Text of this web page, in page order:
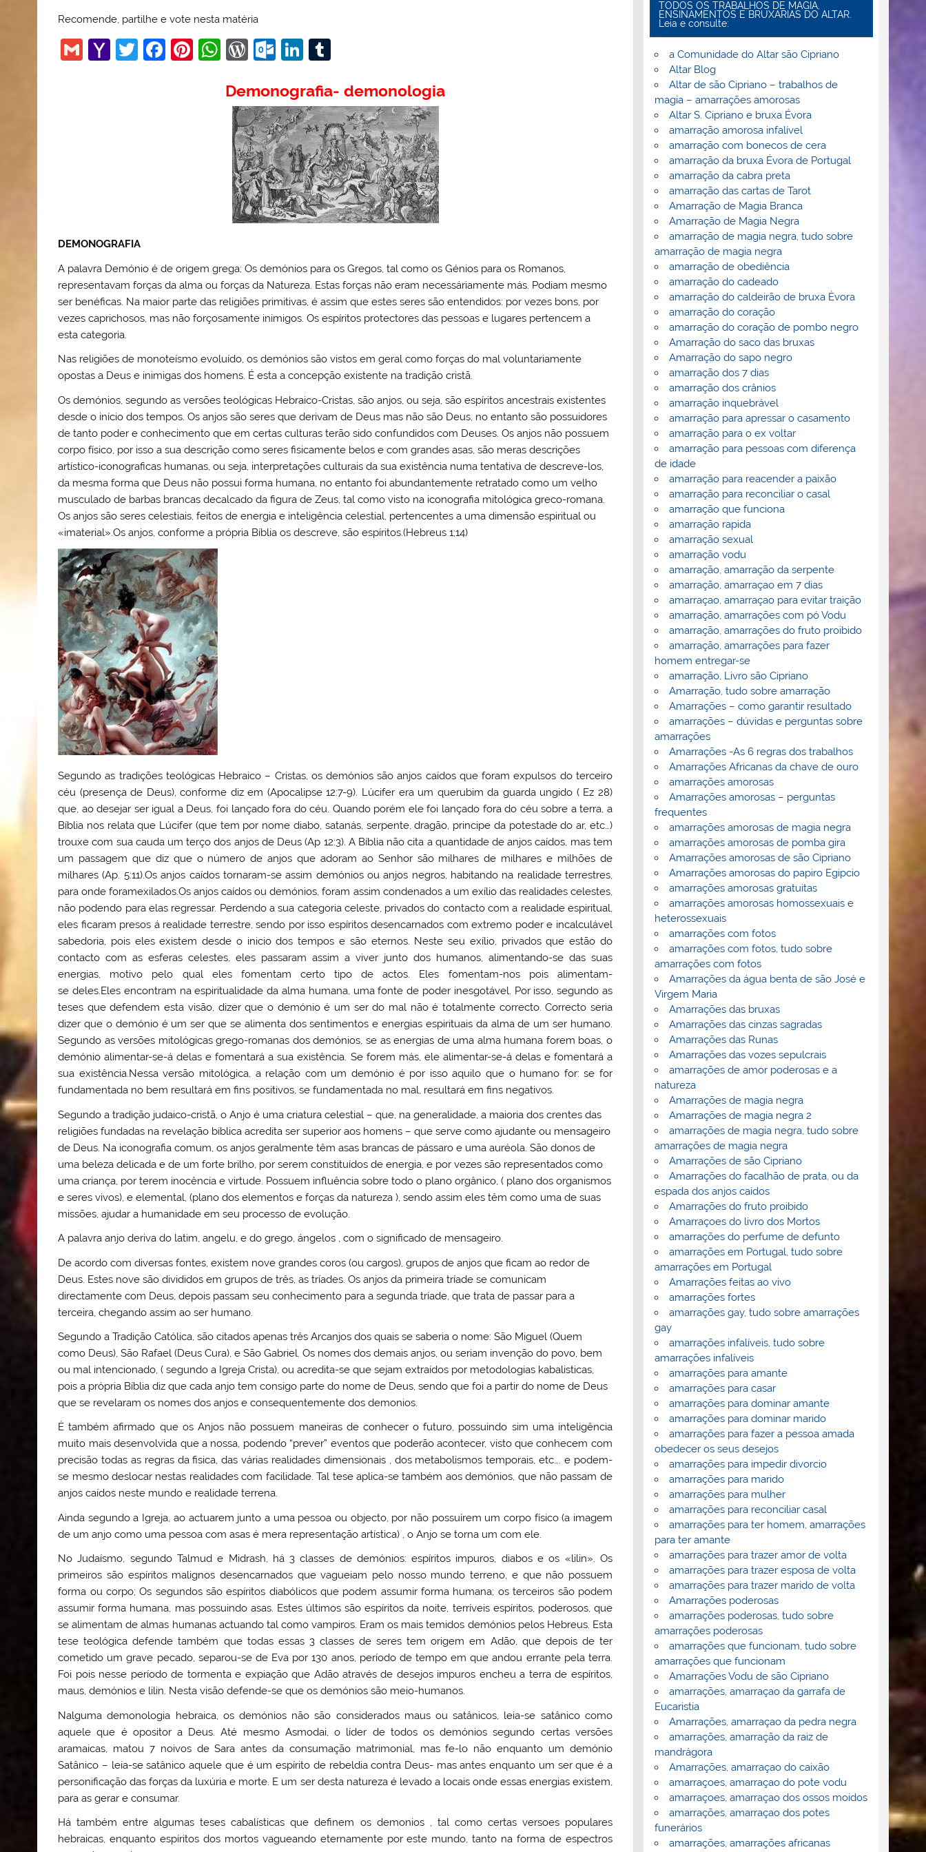
Recomende, partilhe e vote nesta matéria
G
Y
T
F
Pi W
at
A
p
p
W
d
Pr
e
ss
O
lo
o
k.
c
o
m
Li
k
e
dI
n
m
bl
r
Demonografia- demonologia
DEMONOGRAFIA
A palavra Demónio é de origem grega; Os demónios para os Gregos, tal como os Génios para os Romanos,
representavam forças da alma ou forças da Natureza. Estas forças não eram necessáriamente más. Podiam mesmo
ser benéficas. Na maior parte das religiões primitivas, é assim que estes seres são entendidos: por vezes bons, por
vezes caprichosos, mas não forçosamente inimigos. Os espíritos protectores das pessoas e lugares pertencem a
esta categoria.
Nas religiões de monoteísmo evoluído, os demónios são vistos em geral como forças do mal voluntariamente
opostas a Deus e inimigas dos homens. É esta a concepção existente na tradição cristã.
Os demónios, segundo as versões teológicas Hebraico-Cristas, são anjos, ou seja, são espíritos ancestrais existentes
desde o início dos tempos. Os anjos são seres que derivam de Deus mas não são Deus, no entanto são possuidores
de tanto poder e conhecimento que em certas culturas terão sido confundidos com Deuses. Os anjos não possuem
corpo físico, por isso a sua descrição como seres fisicamente belos e com grandes asas, são meras descrições
artístico-iconograficas humanas, ou seja, interpretações culturais da sua existência numa tentativa de descreve-los,
da mesma forma que Deus não possui forma humana, no entanto foi abundantemente retratado como um velho
musculado de barbas brancas decalcado da figura de Zeus, tal como visto na iconografia mitológica greco-romana.
Os anjos são seres celestiais, feitos de energia e inteligência celestial, pertencentes a uma dimensão espiritual ou
«imaterial».Os anjos, conforme a própria Bíblia os descreve, são espíritos.(Hebreus 1;14)
Segundo as tradições teológicas Hebraico – Cristas, os demónios são anjos caídos que foram expulsos do terceiro
céu (presença de Deus), conforme diz em (Apocalipse 12:7-9). Lúcifer era um querubim da guarda ungido ( Ez 28)
que, ao desejar ser igual a Deus, foi lançado fora do céu. Quando porém ele foi lançado fora do céu sobre a terra, a
Bíblia nos relata que Lúcifer (que tem por nome diabo, satanás, serpente, dragão, principe da potestade do ar, etc…)
trouxe com sua cauda um terço dos anjos de Deus (Ap 12:3). A Bíblia não cita a quantidade de anjos caídos, mas tem
um passagem que diz que o número de anjos que adoram ao Senhor são milhares de milhares e milhões de
milhares (Ap. 5:11).Os anjos caídos tornaram-se assim demónios ou anjos negros, habitando na realidade terrestres,
para onde foramexilados.Os anjos caídos ou demónios, foram assim condenados a um exílio das realidades celestes,
não podendo para elas regressar. Perdendo a sua categoria celeste, privados do contacto com a realidade espiritual,
eles ficaram presos á realidade terrestre, sendo por isso espíritos desencarnados com extremo poder e incalculável
sabedoria, pois eles existem desde o inicio dos tempos e são eternos. Neste seu exílio, privados que estão do
contacto com as esferas celestes, eles passaram assim a viver junto dos humanos, alimentando-se das suas
energias, motivo pelo qual eles fomentam certo tipo de actos. Eles fomentam-nos pois alimentam-
se deles.Eles encontram na espiritualidade da alma humana, uma fonte de poder inesgotável. Por isso, segundo as
teses que defendem esta visão, dizer que o demónio é um ser do mal não é totalmente correcto. Correcto seria
dizer que o demónio é um ser que se alimenta dos sentimentos e energias espirituais da alma de um ser humano.
Segundo as versões mitológicas grego-romanas dos demónios, se as energias de uma alma humana forem boas, o
demónio alimentar-se-á delas e fomentará a sua existência. Se forem más, ele alimentar-se-á delas e fomentará a
sua existência.Nessa versão mitológica, a relação com um demónio é por isso aquilo que o humano for: se for
fundamentada no bem resultará em fins positivos, se fundamentada no mal, resultará em fins negativos.
Segundo a tradição judaico-cristã, o Anjo é uma criatura celestial – que, na generalidade, a maioria dos crentes das
religiões fundadas na revelação bíblica acredita ser superior aos homens – que serve como ajudante ou mensageiro
de Deus. Na iconografia comum, os anjos geralmente têm asas brancas de pássaro e uma auréola. São donos de
uma beleza delicada e de um forte brilho, por serem constituídos de energia, e por vezes são representados como
uma criança, por terem inocência e virtude. Possuem influência sobre todo o plano orgânico, ( plano dos organismos
e seres vivos), e elemental, (plano dos elementos e forças da natureza ), sendo assim eles têm como uma de suas
missões, ajudar a humanidade em seu processo de evolução.
A palavra anjo deriva do latim, angelu, e do grego, ángelos , com o significado de mensageiro.
De acordo com diversas fontes, existem nove grandes coros (ou cargos), grupos de anjos que ficam ao redor de
Deus. Estes nove são divididos em grupos de três, as tríades. Os anjos da primeira tríade se comunicam
directamente com Deus, depois passam seu conhecimento para a segunda tríade, que trata de passar para a
terceira, chegando assim ao ser humano.
Segundo a Tradição Católica, são citados apenas três Arcanjos dos quais se saberia o nome: São Miguel (Quem
como Deus), São Rafael (Deus Cura), e São Gabriel. Os nomes dos demais anjos, ou seriam invenção do povo, bem
ou mal intencionado, ( segundo a Igreja Crista), ou acredita-se que sejam extraídos por metodologias kabalisticas,
pois a própria Bíblia diz que cada anjo tem consigo parte do nome de Deus, sendo que foi a partir do nome de Deus
que se revelaram os nomes dos anjos e consequentemente dos demonios.
È também afirmado que os Anjos não possuem maneiras de conhecer o futuro, possuindo sim uma inteligência
muito mais desenvolvida que a nossa, podendo “prever” eventos que poderão acontecer, visto que conhecem com
precisão todas as regras da fisica, das várias realidades dimensionais , dos metabolismos temporais, etc…. e podem-
se mesmo deslocar nestas realidades com facilidade. Tal tese aplica-se também aos demónios, que não passam de
anjos caídos neste mundo e realidade terrena.
Ainda segundo a Igreja, ao actuarem junto a uma pessoa ou objecto, por não possuírem um corpo físico (a imagem
de um anjo como uma pessoa com asas é mera representação artística) , o Anjo se torna um com ele.
No Judaísmo, segundo Talmud e Midrash, há 3 classes de demónios: espíritos impuros, diabos e os «lilin». Os
primeiros são espíritos malignos desencarnados que vagueiam pelo nosso mundo terreno, e que não possuem
forma ou corpo; Os segundos são espíritos diabólicos que podem assumir forma humana; os terceiros são podem
assumir forma humana, mas possuindo asas. Estes últimos são espíritos da noite, terríveis espíritos, poderosos, que
se alimentam de almas humanas actuando tal como vampiros. Eram os mais temidos demónios pelos Hebreus. Esta
tese teológica defende também que todas essas 3 classes de seres tem origem em Adão, que depois de ter
cometido um grave pecado, separou-se de Eva por 130 anos, período de tempo em que andou errante pela terra.
Foi pois nesse período de tormenta e expiação que Adão através de desejos impuros encheu a terra de espíritos,
maus, demónios e lilin. Nesta visão defende-se que os demónios são meio-humanos.
Nalguma demonologia hebraica, os demónios não são considerados maus ou satânicos, leia-se satânico como
aquele que é opositor a Deus. Até mesmo Asmodai, o líder de todos os demónios segundo certas versões
aramaicas, matou 7 noivos de Sara antes da consumação matrimonial, mas fe-lo não enquanto um demónio
Satânico – leia-se satânico aquele que é um espírito de rebeldia contra Deus- mas antes enquanto um ser que é a
personificação das forças da luxúria e morte. E um ser desta natureza é levado a locais onde essas energias existem,
para as gerar e consumar.
Há também entre algumas teses cabalísticas que definem os demonios , tal como certas versoes populares
hebraicas, enquanto espíritos dos mortos vagueando eternamente por este mundo, tanto na forma de espectros
TODOS OS TRABALHOS DE MAGIA,
ENSINAMENTOS E BRUXARIAS DO ALTAR.
Leia e consulte:
a Comunidade do Altar são Cipriano
Altar Blog
Altar de são Cipriano – trabalhos de
magia – amarrações amorosas
Altar S. Cipriano e bruxa Évora
amarração amorosa infalível
amarração com bonecos de cera
amarração da bruxa Évora de Portugal
amarração da cabra preta
amarração das cartas de Tarot
Amarração de Magia Branca
Amarração de Magia Negra
amarração de magia negra, tudo sobre
amarração de magia negra
amarração de obediência
amarração do cadeado
amarração do caldeirão de bruxa Èvora
amarração do coração
amarração do coração de pombo negro
Amarração do saco das bruxas
Amarração do sapo negro
amarração dos 7 dias
amarração dos crânios
amarração inquebrável
amarração para apressar o casamento
amarração para o ex voltar
amarração para pessoas com diferença
de idade
amarração para reacender a paixão
amarração para reconciliar o casal
amarração que funciona
amarração rapida
amarração sexual
amarração vodu
amarração, amarração da serpente
amarração, amarraçao em 7 dias
amarraçao, amarraçao para evitar traição
amarração, amarrações com pó Vodu
amarração, amarrações do fruto proibido
amarração, amarrações para fazer
homem entregar-se
amarração, Livro são Cipriano
Amarração, tudo sobre amarração
Amarrações – como garantir resultado
amarrações – dúvidas e perguntas sobre
amarrações
Amarrações -As 6 regras dos trabalhos
Amarrações Africanas da chave de ouro
amarrações amorosas
Amarrações amorosas – perguntas
frequentes
amarrações amorosas de magia negra
amarrações amorosas de pomba gira
Amarrações amorosas de são Cipriano
Amarrações amorosas do papiro Egipcio
amarrações amorosas gratuitas
amarrações amorosas homossexuais e
heterossexuais
amarrações com fotos
amarrações com fotos, tudo sobre
amarrações com fotos
Amarrações da água benta de são José e
Virgem Maria
Amarrações das bruxas
Amarrações das cinzas sagradas
Amarrações das Runas
Amarrações das vozes sepulcrais
amarrações de amor poderosas e a
natureza
Amarrações de magia negra
Amarrações de magia negra 2
amarrações de magia negra, tudo sobre
amarrações de magia negra
Amarrações de são Cipriano
Amarrações do facalhão de prata, ou da
espada dos anjos caídos
Amarrações do fruto proibido
Amarraçoes do livro dos Mortos
amarrações do perfume de defunto
amarrações em Portugal, tudo sobre
amarrações em Portugal
Amarrações feitas ao vivo
amarrações fortes
amarrações gay, tudo sobre amarrações
gay
amarrações infalíveis, tudo sobre
amarrações infalíveis
amarrações para amante
amarrações para casar
amarrações para dominar amante
amarrações para dominar marido
amarrações para fazer a pessoa amada
obedecer os seus desejos
amarrações para impedir divorcio
amarrações para marido
amarrações para mulher
amarrações para reconciliar casal
amarrações para ter homem, amarrações
para ter amante
amarrações para trazer amor de volta
amarrações para trazer esposa de volta
amarrações para trazer marido de volta
Amarrações poderosas
amarrações poderosas, tudo sobre
amarrações poderosas
amarrações que funcionam, tudo sobre
amarrações que funcionam
Amarrações Vodu de são Cipriano
amarrações, amarraçao da garrafa de
Eucaristia
Amarrações, amarraçao da pedra negra
amarrações, amarração da raiz de
mandrágora
Amarrações, amarraçao do caixão
amarraçoes, amarraçao do pote vodu
amarraçoes, amarraçao dos ossos moidos
amarrações, amarraçao dos potes
funerários
amarrações, amarrações africanas